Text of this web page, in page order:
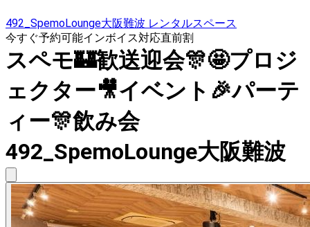
492_SpemoLounge大阪難波 レンタルスペース
今すぐ予約可能インボイス対応直前割
スペモ🏰歓送迎会🎊🤩プロジ
ェクター🎥イベント🎉パーテ
ィー🎊飲み会
492_SpemoLounge大阪難波